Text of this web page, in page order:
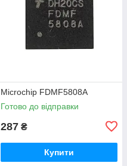
Microchip FDMF5808A
Готово до відправки
287 ₴
Купити